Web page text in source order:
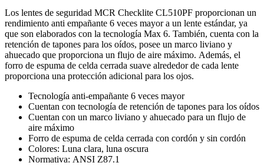
Los lentes de seguridad MCR Checklite CL510PF proporcionan un
rendimiento anti empañante 6 veces mayor a un lente estándar, ya
que son elaborados con la tecnología Max 6. También, cuenta con la
retención de tapones para los oídos, posee un marco liviano y
ahuecado que proporciona un flujo de aire máximo. Además, el
forro de espuma de celda cerrada suave alrededor de cada lente
proporciona una protección adicional para los ojos.
Tecnología anti-empañante 6 veces mayor
Cuentan con tecnología de retención de tapones para los oídos
Cuentan con un marco liviano y ahuecado para un flujo de
aire máximo
Forro de espuma de celda cerrada con cordón y sin cordón
Colores: Luna clara, luna oscura
Normativa: ANSI Z87.1